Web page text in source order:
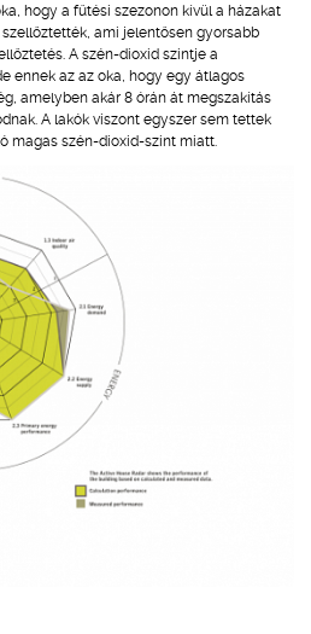
hogy a fűtési szezonon kívül a házakat
ami jelentősen gyorsabb
A szén-dioxid szintje a
ennek az az oka, hogy egy átlagos
amelyben akár 8 órán át megszakítás
A lakók viszont egyszer sem tettek
magas szén-dioxid-szint miatt.